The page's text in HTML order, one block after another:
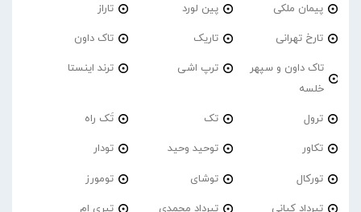
پیمان ملکی پین لورد تاراز
تارخ تهرانی تاریک تاک داون
تاک داون و سپهر
خلسه
ترپ اشی ترند اینستا
ترول تک تَک راه
تکاور توحید وحید تودار
تورکال توشای تومورز
تیرداد کیانی تیرداد محمدی تیری ام